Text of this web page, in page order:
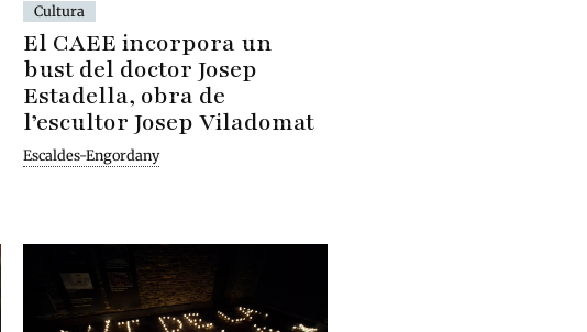
Cultura
El CAEE incorpora un
bust del doctor Josep
Estadella, obra de
l’escultor Josep Viladomat
Escaldes-Engordany